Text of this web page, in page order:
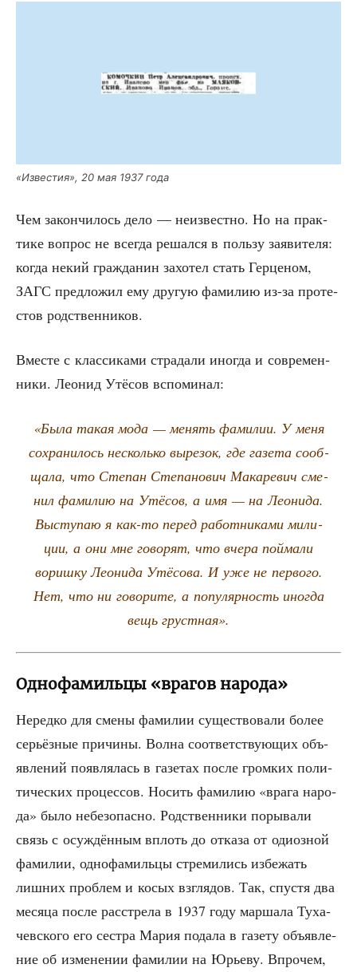
«Изве­стия», 20 мая 1937 года
Чем закон­чи­лось дело — неиз­вест­но. Но на прак­
ти­ке вопрос не все­гда решал­ся в поль­зу заяви­те­ля:
когда некий граж­да­нин захо­тел стать Гер­це­ном,
ЗАГС пред­ло­жил ему дру­гую фами­лию из-за про­те­
стов родственников.
Вме­сте с клас­си­ка­ми стра­да­ли ино­гда и совре­мен­
ни­ки. Лео­нид Утё­сов вспоминал:
«Была такая мода — менять фами­лии. У меня
сохра­ни­лось несколь­ко выре­зок, где газе­та сооб­
ща­ла, что Сте­пан Сте­па­но­вич Мака­ре­вич сме­
нил фами­лию на Утё­сов, а имя — на Лео­ни­да.
Высту­паю я как-то перед работ­ни­ка­ми мили­
ции, а они мне гово­рят, что вче­ра пой­ма­ли
вориш­ку Лео­ни­да Утё­со­ва. И уже не пер­во­го.
Нет, что ни гово­ри­те, а попу­ляр­ность ино­гда
вещь грустная».
Однофамильцы «врагов народа»
Неред­ко для сме­ны фами­лии суще­ство­ва­ли более
серьёз­ные при­чи­ны. Вол­на соот­вет­ству­ю­щих объ­
яв­ле­ний появ­ля­лась в газе­тах после гром­ких поли­
ти­че­ских про­цес­сов. Носить фами­лию «вра­га наро­
да» было небез­опас­но. Род­ствен­ни­ки поры­ва­ли
связь с осуж­дён­ным вплоть до отка­за от оди­оз­ной
фами­лии, одно­фа­миль­цы стре­ми­лись избе­жать
лиш­них про­блем и косых взгля­дов. Так, спу­стя два
меся­ца после рас­стре­ла в 1937 году мар­ша­ла Туха­
чев­ско­го его сест­ра Мария пода­ла в газе­ту объ­яв­ле­
ние об изме­не­нии фами­лии на Юрье­ву. Впро­чем,